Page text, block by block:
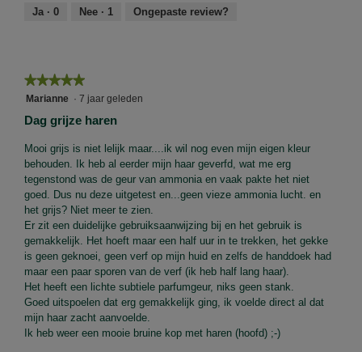
van
Ja · 0 Nee · 1 Ongepaste review?
★★★★★
★★★★★
5
5
Marianne · 7 jaar geleden
Dag grijze haren
Mooi grijs is niet lelijk maar....ik wil nog even mijn eigen kleur
behouden. Ik heb al eerder mijn haar geverfd, wat me erg
tegenstond was de geur van ammonia en vaak pakte het niet
goed. Dus nu deze uitgetest en...geen vieze ammonia lucht. en
het grijs? Niet meer te zien.
Er zit een duidelijke gebruiksaanwijzing bij en het gebruik is
gemakkelijk. Het hoeft maar een half uur in te trekken, het gekke
is geen geknoei, geen verf op mijn huid en zelfs de handdoek had
maar een paar sporen van de verf (ik heb half lang haar).
Het heeft een lichte subtiele parfumgeur, niks geen stank.
Goed uitspoelen dat erg gemakkelijk ging, ik voelde direct al dat
mijn haar zacht aanvoelde.
Ik heb weer een mooie bruine kop met haren (hoofd) ;-)